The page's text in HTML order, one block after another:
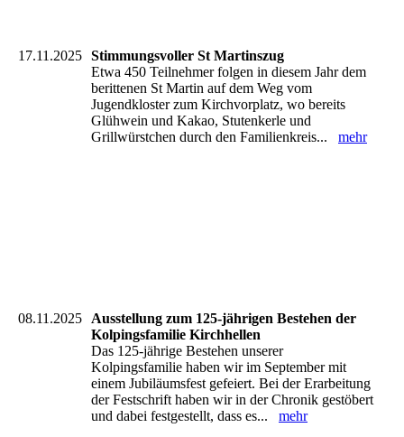
17.11.2025 Stimmungsvoller St Martinszug
Etwa 450 Teilnehmer folgen in diesem Jahr dem
berittenen St Martin auf dem Weg vom
Jugendkloster zum Kirchvorplatz, wo bereits
Glühwein und Kakao, Stutenkerle und
Grillwürstchen durch den Familienkreis... mehr
08.11.2025
Ausstellung zum 125-jährigen Bestehen der
Kolpingsfamilie Kirchhellen
Das 125-jährige Bestehen unserer
Kolpingsfamilie haben wir im September mit
einem Jubiläumsfest gefeiert. Bei der Erarbeitung
der Festschrift haben wir in der Chronik gestöbert
und dabei festgestellt, dass es... mehr